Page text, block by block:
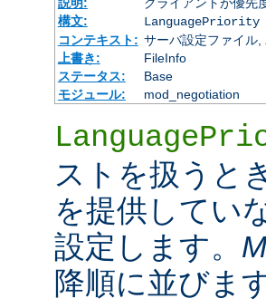
構文:
LanguagePriority
コンテキスト: サーバ設定ファイル
上書き:
FileInfo
ステータス:
Base
モジュール:
mod_negotiation
ストを扱うと
を提供してい
設定します。
降順に並びます